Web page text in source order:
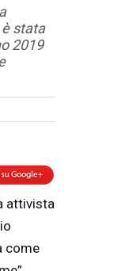
stata
2019
attivista
come